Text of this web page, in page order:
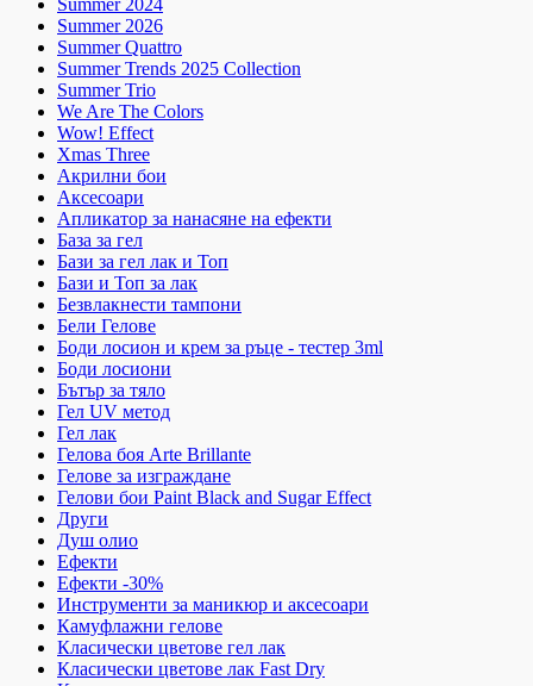
Summer 2024
Summer 2026
Summer Quattro
Summer Trends 2025 Collection
Summer Trio
We Are The Colors
Wow! Effect
Xmas Three
Акрилни бои
Аксесоари
Апликатор за нанасяне на ефекти
База за гел
Бази за гел лак и Топ
Бази и Топ за лак
Безвлакнести тампони
Бели Гелове
Боди лосион и крем за ръце - тестер 3ml
Боди лосиони
Бътър за тяло
Гел UV метод
Гел лак
Гелова боя Arte Brillante
Гелове за изграждане
Гелови бои Paint Black and Sugar Effect
Други
Душ олио
Ефекти
Ефекти -30%
Инструменти за маникюр и аксесоари
Камуфлажни гелове
Класически цветове гел лак
Класически цветове лак Fast Dry